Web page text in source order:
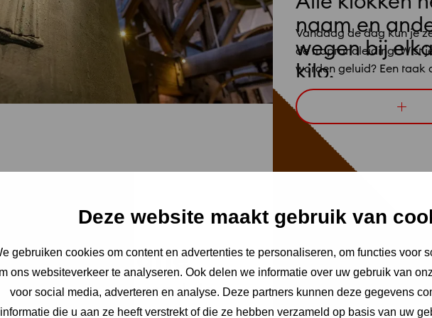
Deze website maakt gebruik van
gebruiken cookies om content en advertenties te personaliseren, om functies voor
ons websiteverkeer te analyseren. Ook delen we informatie over uw gebruik van
voor social media, adverteren en analyse. Deze partners kunnen deze gegevens
informatie die u aan ze heeft verstrekt of die ze hebben verzameld op basis van uw
naam en
wegen bij
kilo.
Vandaag de dag kun je
de traprondleiding! Wist
worden geluid? Een taak
gerust hart kunnen
Klokkenluiders Gilde
informatie over het UKG.
restauratie
1519 en 1525 vond de